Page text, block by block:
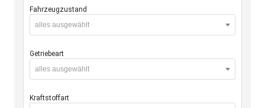
Fahrzeugzustand
alles ausgewählt
Getriebeart
alles ausgewählt
Kraftstoffart